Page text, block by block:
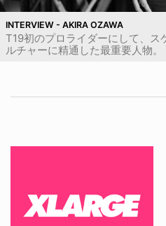
INTERVIEW - AKIRA OZAWA
T19初のプロライダーにして、ス
ルチャーに精通した最重要人物。